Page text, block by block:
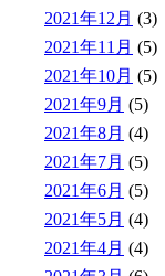
2021年12月 (3)
2021年11月 (5)
2021年10月 (5)
2021年9月 (5)
2021年8月 (4)
2021年7月 (5)
2021年6月 (5)
2021年5月 (4)
2021年4月 (4)